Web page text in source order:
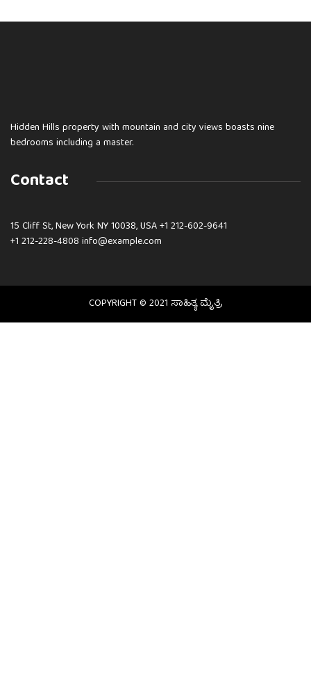
Hidden Hills property with mountain and city views boasts nine
bedrooms including a master.
Contact
15 Cliff St, New York NY 10038, USA+1 212-602-9641
+1 212-228-4808 info@example.com
COPYRIGHT © 2021 ಸಾಹಿತ್ಯ ಮೈತ್ರಿ